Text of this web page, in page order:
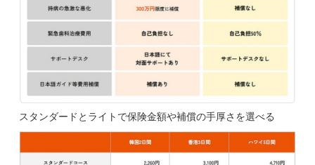
スタンダードとライトで保険金額や補償の手厚さを選べる